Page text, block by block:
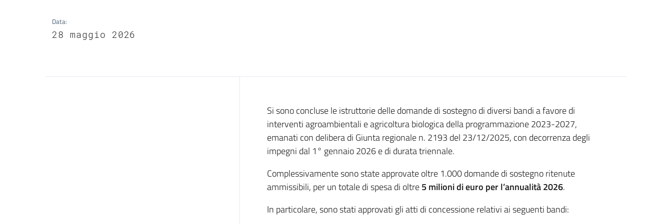
Data:
28 maggio 2026
Introduzione
Si sono concluse le istruttorie delle domande di sostegno di diversi bandi a favore di
interventi agroambientali e agricoltura biologica della programmazione 2023-2027,
emanati con delibera di Giunta regionale n. 2193 del 23/12/2025, con decorrenza degli
impegni dal 1° gennaio 2026 e di durata triennale.
Complessivamente sono state approvate oltre 1.000 domande di sostegno ritenute
ammissibili, per un totale di spesa di oltre5 milioni di euro per l’annualità 2026.
In particolare, sono stati approvati gli atti di concessione relativi ai seguenti bandi: